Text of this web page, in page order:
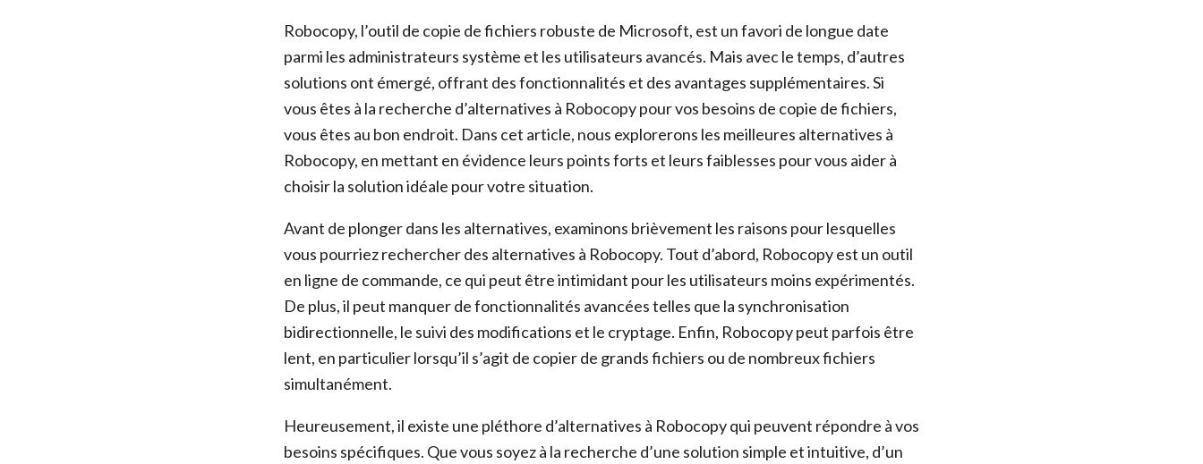
Robocopy, l’outil de copie de fichiers robuste de Microsoft, est un favori de longue date
parmi les administrateurs système et les utilisateurs avancés. Mais avec le temps, d’autres
solutions ont émergé, offrant des fonctionnalités et des avantages supplémentaires. Si
vous êtes à la recherche d’alternatives à Robocopy pour vos besoins de copie de fichiers,
vous êtes au bon endroit. Dans cet article, nous explorerons les meilleures alternatives à
Robocopy, en mettant en évidence leurs points forts et leurs faiblesses pour vous aider à
choisir la solution idéale pour votre situation.
Avant de plonger dans les alternatives, examinons brièvement les raisons pour lesquelles
vous pourriez rechercher des alternatives à Robocopy. Tout d’abord, Robocopy est un outil
en ligne de commande, ce qui peut être intimidant pour les utilisateurs moins expérimentés.
De plus, il peut manquer de fonctionnalités avancées telles que la synchronisation
bidirectionnelle, le suivi des modifications et le cryptage. Enfin, Robocopy peut parfois être
lent, en particulier lorsqu’il s’agit de copier de grands fichiers ou de nombreux fichiers
simultanément.
Heureusement, il existe une pléthore d’alternatives à Robocopy qui peuvent répondre à vos
besoins spécifiques. Que vous soyez à la recherche d’une solution simple et intuitive, d’un